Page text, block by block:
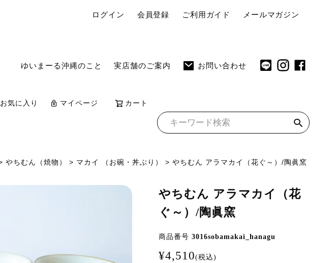
ログイン 会員登録 ご利用ガイド メールマガジン
ゆいまーる沖縄のこと 実店舗のご案内 お問い合わせ
お気に入り マイページ カート
やちむん（焼物） マカイ （お碗・丼ぶり） やちむん アラマカイ（花ぐ～）/陶眞窯
やちむん アラマカイ（花
ぐ～）/陶眞窯
商品番号 3016sobamakai_hanagu
¥4,510 税込